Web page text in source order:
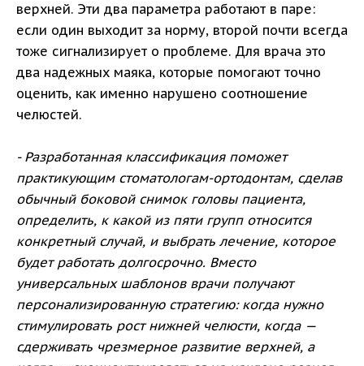
верхней. Эти два параметра работают в паре:
если один выходит за норму, второй почти всегда
тоже сигнализирует о проблеме. Для врача это
два надежных маяка, которые помогают точно
оценить, как именно нарушено соотношение
челюстей.
- Разработанная классификация поможет
практикующим стоматологам-ортодонтам, сделав
обычный боковой снимок головы пациента,
определить, к какой из пяти групп относится
конкретный случай, и выбрать лечение, которое
будет работать долгосрочно. Вместо
универсальных шаблонов врачи получают
персонализированную стратегию: когда нужно
стимулировать рост нижней челюсти, когда —
сдерживать чрезмерное развитие верхней, а